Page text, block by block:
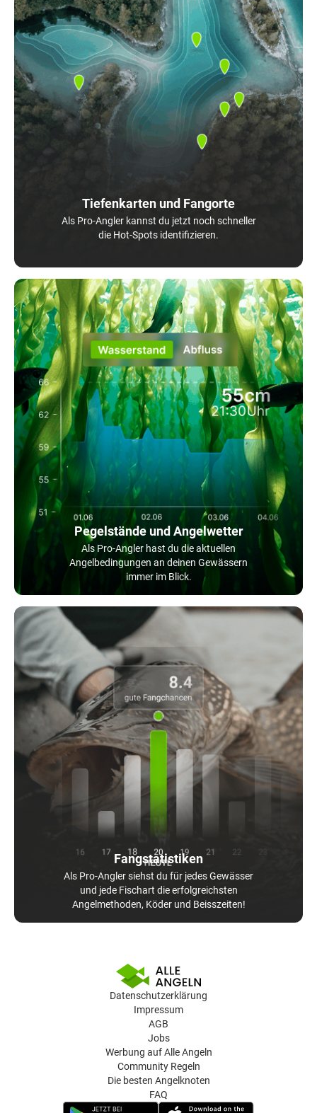
Tiefenkarten und Fangorte
Als Pro-Angler kannst du jetzt noch schneller
die Hot-Spots identifizieren.
Pegelstände und Angelwetter
Als Pro-Angler hast du die aktuellen
Angelbedingungen an deinen Gewässern
immer im Blick.
Fangstatistiken
Als Pro-Angler siehst du für jedes Gewässer
und jede Fischart die erfolgreichsten
Angelmethoden, Köder und Beisszeiten!
Datenschutzerklärung
Impressum
AGB
Jobs
Werbung auf Alle Angeln
Community Regeln
Die besten Angelknoten
FAQ